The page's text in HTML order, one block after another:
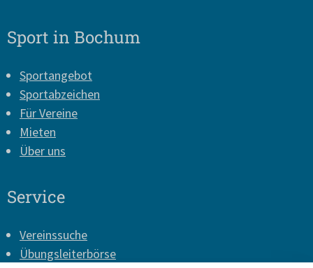
Sport in Bochum
Sportangebot
Sportabzeichen
Für Vereine
Mieten
Über uns
Service
Vereinssuche
Übungsleiterbörse